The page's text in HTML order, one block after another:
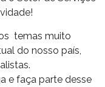
temas muito
do nosso país,
e faça parte desse